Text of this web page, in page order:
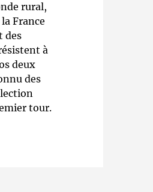
nous ?
rural,
France
des
à
deux
des
tour.